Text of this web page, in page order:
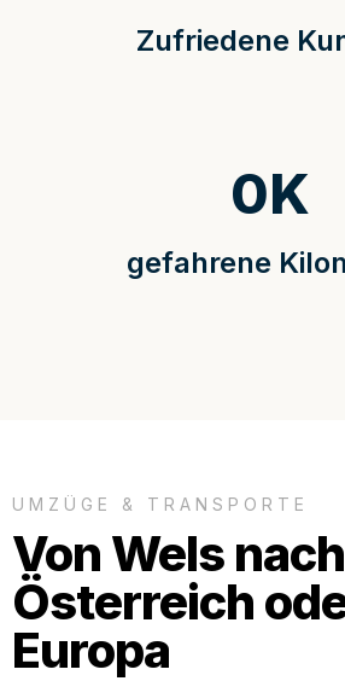
Zufriedene
gefahrene
0K
UMZÜGE & TRANSPORTE
Von Wels nach
Österreich
Europa